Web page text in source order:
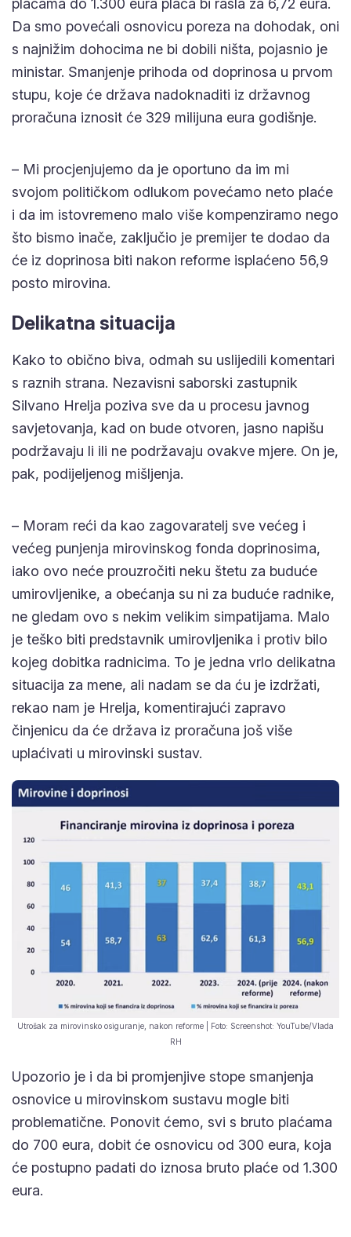
plaćama do 1.300 eura plaća bi rasla za 6,72 eura.
Da smo povećali osnovicu poreza na dohodak, oni
s najnižim dohocima ne bi dobili ništa, pojasnio je
ministar. Smanjenje prihoda od doprinosa u prvom
stupu, koje će država nadoknaditi iz državnog
proračuna iznosit će 329 milijuna eura godišnje.
– Mi procjenjujemo da je oportuno da im mi
svojom političkom odlukom povećamo neto plaće
i da im istovremeno malo više kompenziramo nego
što bismo inače, zaključio je premijer te dodao da
će iz doprinosa biti nakon reforme isplaćeno 56,9
posto mirovina.
Delikatna situacija
Kako to obično biva, odmah su uslijedili komentari
s raznih strana. Nezavisni saborski zastupnik
Silvano Hrelja poziva sve da u procesu javnog
savjetovanja, kad on bude otvoren, jasno napišu
podržavaju li ili ne podržavaju ovakve mjere. On je,
pak, podijeljenog mišljenja.
– Moram reći da kao zagovaratelj sve većeg i
većeg punjenja mirovinskog fonda doprinosima,
iako ovo neće prouzročiti neku štetu za buduće
umirovljenike, a obećanja su ni za buduće radnike,
ne gledam ovo s nekim velikim simpatijama. Malo
je teško biti predstavnik umirovljenika i protiv bilo
kojeg dobitka radnicima. To je jedna vrlo delikatna
situacija za mene, ali nadam se da ću je izdržati,
rekao nam je Hrelja, komentirajući zapravo
činjenicu da će država iz proračuna još više
uplaćivati u mirovinski sustav.
Utrošak za mirovinsko osiguranje, nakon reforme | Foto: Screenshot: YouTube/Vlada
RH
Upozorio je i da bi promjenjive stope smanjenja
osnovice u mirovinskom sustavu mogle biti
problematične. Ponovit ćemo, svi s bruto plaćama
do 700 eura, dobit će osnovicu od 300 eura, koja
će postupno padati do iznosa bruto plaće od 1.300
eura.